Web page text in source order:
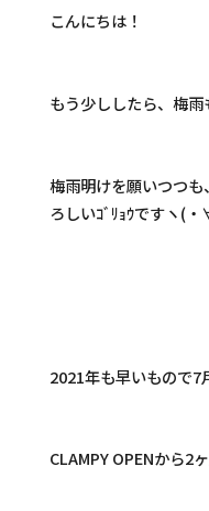
こんにちは！
もう少ししたら、梅雨
梅雨明けを願いつつ
ろしいｺﾞﾘｮｳですヽ(
2021年も早いもので7
CLAMPY OPENから2